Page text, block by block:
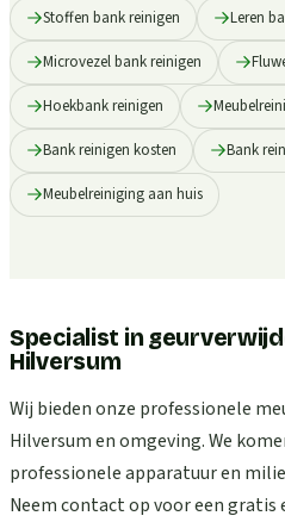
Stoffen bank reinigen Leren
Microvezel bank reinigen
Hoekbank reinigen
Bank reinigen kosten Bank
Meubelreiniging aan huis
Specialist in
Hilversum
Wij bieden onze professionele
Hilversum en omgeving. We
professionele apparatuur en
Neem contact op voor een